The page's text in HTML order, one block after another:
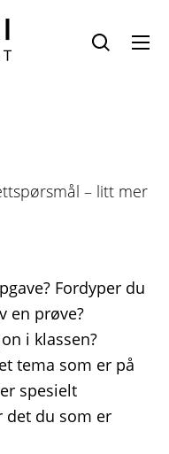
– litt mer
Fordyper du
en prøve?
i klassen?
tema som er på
spesielt
det du som er